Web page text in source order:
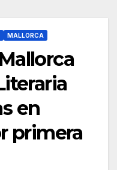
MALLORCA
en
primera